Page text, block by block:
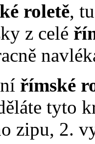
roletě,
z celé
římské
tyto
zipu, 2.